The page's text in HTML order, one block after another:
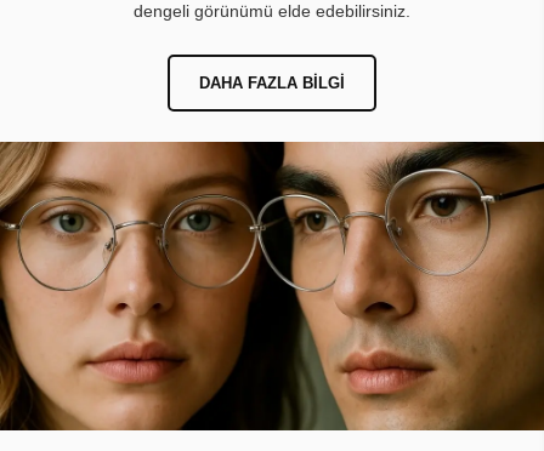
dengeli görünümü elde edebilirsiniz.
DAHA FAZLA BILGI